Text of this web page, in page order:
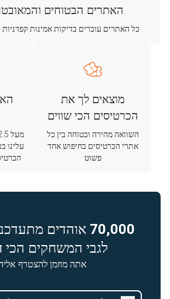
האתרים הבטוחים
כל האתרים עוברים בדיקות אמינות קפדניות
מוצאים לך את
הכרטיסים הכי שווים
השוואה מהירה ובטוחה בין כל
אתרי הכרטיסים בחיפוש אחד
פשוט
עלינו
70,000 אוהדים
לגבי המשחקים הכי
אתה מוזמן להצטרף